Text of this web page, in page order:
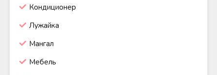
Кондиционер
Лужайка
Мангал
Мебель